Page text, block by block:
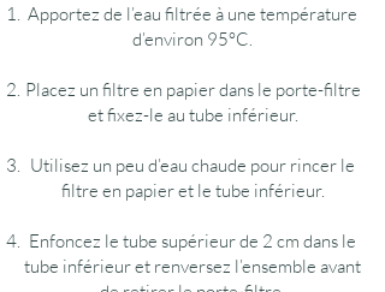
Apportez de l’eau filtrée à une température
d’environ 95°C.
Placez un filtre en papier dans le porte-filtre
et fixez-le au tube inférieur.
Utilisez un peu d’eau chaude pour rincer le
filtre en papier et le tube inférieur.
Enfoncez le tube supérieur de 2 cm dans le
tube inférieur et renversez l’ensemble avant